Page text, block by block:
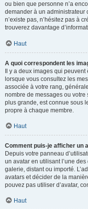
ou bien que personne n’a
demander à un administrateur
n’existe pas, n’hésitez pas à
trouverez davantage
Haut
A quoi correspondent les
Il y a deux images qui peuvent
lorsque vous consultez les
associée à votre rang,
nombre de messages ou votre
plus grande, est connue sous
propre à chaque membre.
Haut
Comment puis-je afficher un
Depuis votre panneau
un avatar en utilisant l’une
galerie, distant ou importé.
avatars et décider de la
pouvez pas utiliser d’avatar,
Haut